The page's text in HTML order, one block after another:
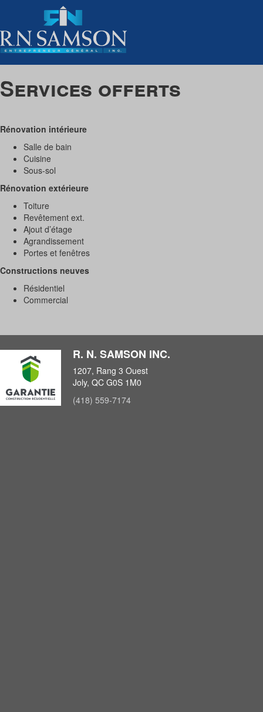
Services offerts
Rénovation intérieure
Salle de bain
Cuisine
Sous-sol
Rénovation extérieure
Toiture
Revêtement ext.
Ajout d’étage
Agrandissement
Portes et fenêtres
Constructions neuves
Résidentiel
Commercial
R. N. SAMSON INC.
1207, Rang 3 Ouest
Joly, QC G0S 1M0
(418) 559-7174